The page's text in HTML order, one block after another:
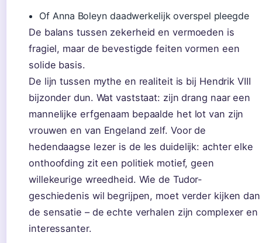
Of Anna Boleyn daadwerkelijk overspel pleegde
De balans tussen zekerheid en vermoeden is
fragiel, maar de bevestigde feiten vormen een
solide basis.
De lijn tussen mythe en realiteit is bij Hendrik VIII
bijzonder dun. Wat vaststaat: zijn drang naar een
mannelijke erfgenaam bepaalde het lot van zijn
vrouwen en van Engeland zelf. Voor de
hedendaagse lezer is de les duidelijk: achter elke
onthoofding zit een politiek motief, geen
willekeurige wreedheid. Wie de Tudor-
geschiedenis wil begrijpen, moet verder kijken dan
de sensatie – de echte verhalen zijn complexer en
interessanter.